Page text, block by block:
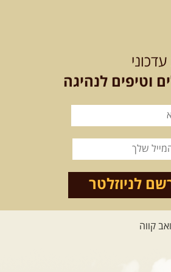
וטיפים לנהיגה
לניוזלטר